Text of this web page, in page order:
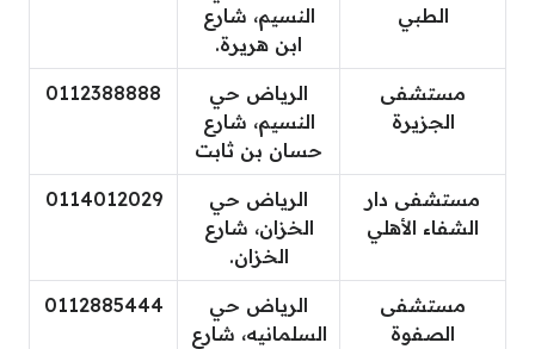
الطبي
النسيم، شارع
ابن هريرة.
مستشفى
الجزيرة
الرياض حي
النسيم، شارع
حسان بن ثابت
0112388888
مستشفى دار
الشفاء الأهلي
الرياض حي
الخزان، شارع
الخزان.
0114012029
مستشفى
الصفوة
الرياض حي
السلمانيه، شارع
0112885444